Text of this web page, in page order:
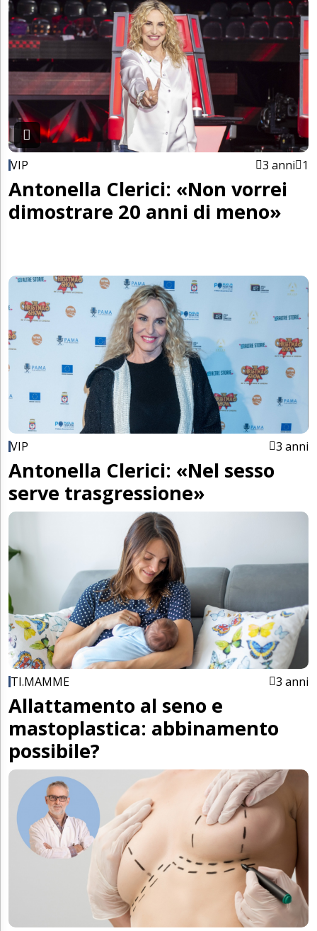
VIP 3 anni 1
Antonella Clerici: «Non vorrei
dimostrare 20 anni di meno»
VIP 3 anni
Antonella Clerici: «Nel sesso
serve trasgressione»
TI.MAMME 3 anni
Allattamento al seno e
mastoplastica: abbinamento
possibile?